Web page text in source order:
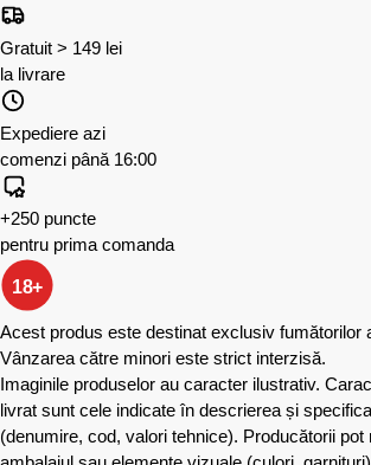
Gratuit > 149 lei
la livrare
Expediere azi
comenzi până 16:00
+250 puncte
pentru prima comanda
18+
Acest produs este destinat exclusiv fumătorilor
Vânzarea către minori este strict interzisă.
Imaginile produselor au caracter ilustrativ.
livrat sunt cele indicate în descrierea și
(denumire, cod, valori tehnice). Producătorii pot